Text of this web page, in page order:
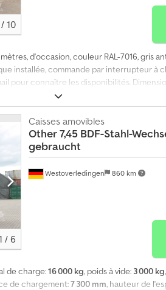
/ 10
d'occasion, couleur RAL-7016, gris
installée, commande par interrupteur à
pour connaître les disponibilités.
hauteur 2 750 mm - Dimensions
- Dimensions des ouvertures de porte
à D-26810 Westoverledingen.
de livraison, veuillez indiquer l'adresse
une offre complète par la suite.
/ 6
Westoverledingen 860 km
Caisses amovibles
Other7,45 BDF-Stahl-
gebraucht
de charge:16 000 kg, poids à vide: 3 000 kg
de chargement:7 300 mm, hauteur de